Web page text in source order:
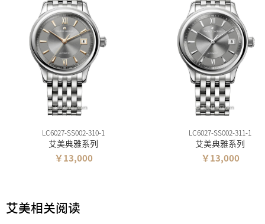
LC6027-SS002-310-1
艾美典雅系列
￥13,000
LC6027-SS002-311-1
艾美典雅系列
￥13,000
艾美相关阅读